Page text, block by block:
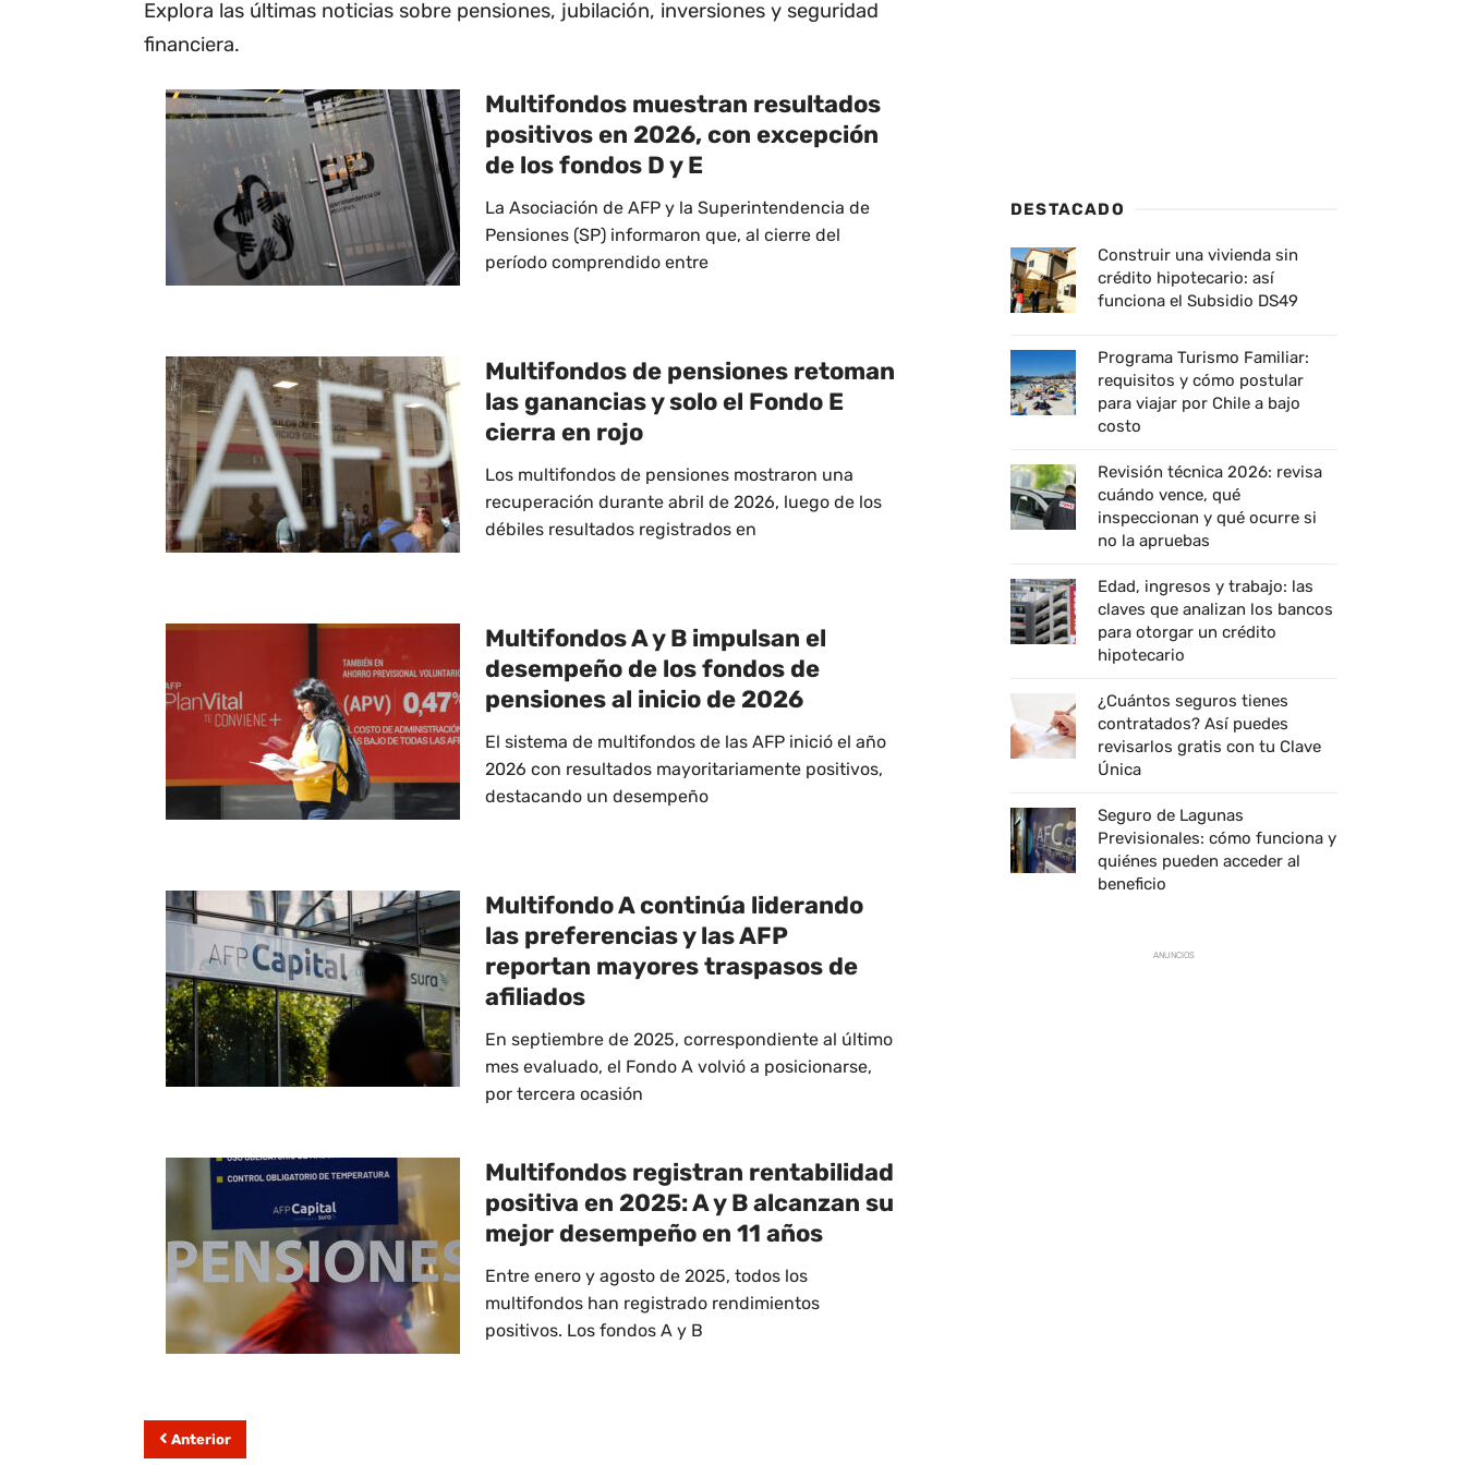
Explora las últimas noticias sobre pensiones, jubilación, inversiones y seguridad
financiera.
Multifondos muestran resultados
positivos en 2026, con excepción
de los fondos D y E
La Asociación de AFP y la Superintendencia de
Pensiones (SP) informaron que, al cierre del
período comprendido entre
Multifondos de pensiones retoman
las ganancias y solo el Fondo E
cierra en rojo
Los multifondos de pensiones mostraron una
recuperación durante abril de 2026, luego de los
débiles resultados registrados en
Multifondos A y B impulsan el
desempeño de los fondos de
pensiones al inicio de 2026
El sistema de multifondos de las AFP inició el año
2026 con resultados mayoritariamente positivos,
destacando un desempeño
Multifondo A continúa liderando
las preferencias y las AFP
reportan mayores traspasos de
afiliados
En septiembre de 2025, correspondiente al último
mes evaluado, el Fondo A volvió a posicionarse,
por tercera ocasión
Multifondos registran rentabilidad
positiva en 2025: A y B alcanzan su
mejor desempeño en 11 años
Entre enero y agosto de 2025, todos los
multifondos han registrado rendimientos
positivos. Los fondos A y B
Anterior
DESTACADO
Construir una vivienda sin
crédito hipotecario: así
funciona el Subsidio DS49
Programa Turismo Familiar:
requisitos y cómo postular
para viajar por Chile a bajo
costo
Revisión técnica 2026: revisa
cuándo vence, qué
inspeccionan y qué ocurre si
no la apruebas
Edad, ingresos y trabajo: las
claves que analizan los bancos
para otorgar un crédito
hipotecario
¿Cuántos seguros tienes
contratados? Así puedes
revisarlos gratis con tu Clave
Única
Seguro de Lagunas
Previsionales: cómo funciona y
quiénes pueden acceder al
beneficio
ANUNCIOS